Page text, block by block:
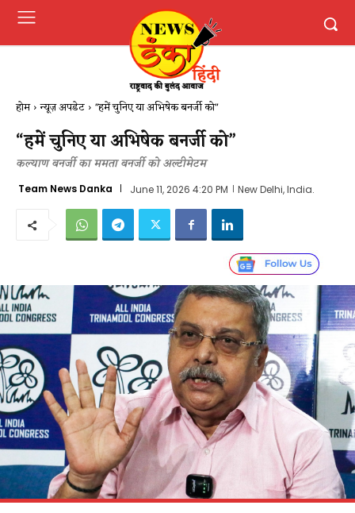
होम न्यूज़ अपडेट "हमें चुनिए या अभिषेक बनर्जी को"
“हमें चुनिए या अभिषेक बनर्जी को”
कल्याण बनर्जी का ममता बनर्जी को अल्टीमेटम
Team News Danka June 11, 2026 4:20 PM New Delhi, India.